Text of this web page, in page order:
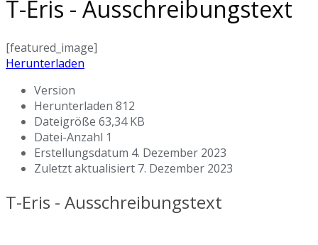
T-Eris - Ausschreibungstext
[featured_image]
Herunterladen
Version
Herunterladen 812
Dateigröße 63,34 KB
Datei-Anzahl 1
Erstellungsdatum 4. Dezember 2023
Zuletzt aktualisiert 7. Dezember 2023
T-Eris - Ausschreibungstext